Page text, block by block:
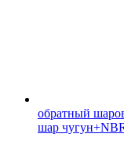
обратный
шар